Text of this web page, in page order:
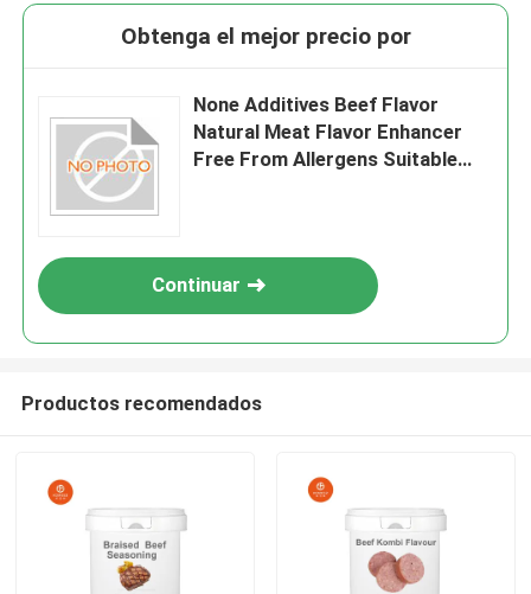
Obtenga el mejor precio por
None Additives Beef Flavor
Natural Meat Flavor Enhancer
Free From Allergens Suitable
Continuar
Productos recomendados